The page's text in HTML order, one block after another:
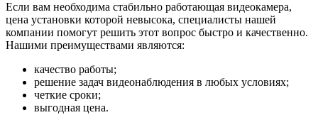
Если вам необходима стабильно работающая видеокамера,
цена установки которой невысока, специалисты нашей
компании помогут решить этот вопрос быстро и качественно.
Нашими преимуществами являются:
качество работы;
решение задач видеонаблюдения в любых условиях;
четкие сроки;
выгодная цена.